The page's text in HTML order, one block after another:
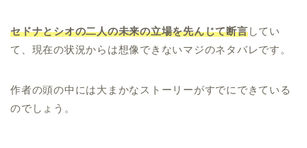
セドナとシオの二人の未来の立場を先んじて断言してい
て、現在の状況からは想像できないマジのネタバレです。
作者の頭の中には大まかなストーリーがすでにできている
のでしょう。